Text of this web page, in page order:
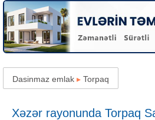
Dasinmaz emlak ▸ Torpaq
Xəzər rayonunda Torpaq